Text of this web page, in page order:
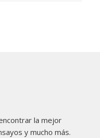
la mejor
y mucho más.